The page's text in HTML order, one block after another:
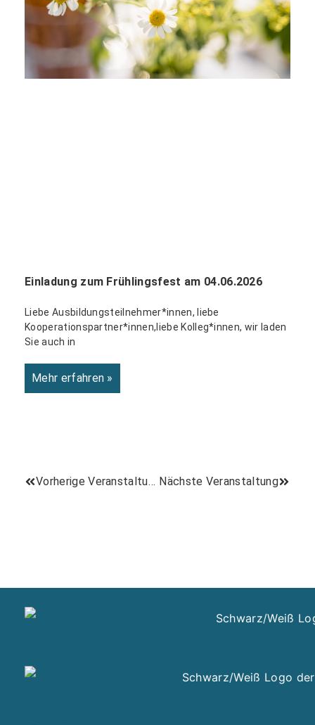
Einladung zum Frühlingsfest am 04.06.2026
Liebe Ausbildungsteilnehmer*innen, liebe
Kooperationspartner*innen,liebe Kolleg*innen, wir laden
Sie auch in
Mehr erfahren »
Vorherige Veranstaltung Nächste Veranstaltung